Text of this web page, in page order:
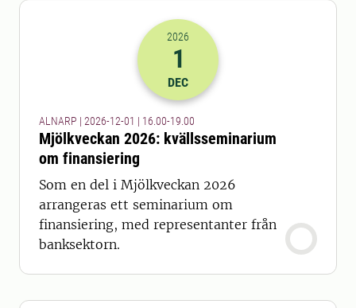
2026-01-12 15:00
2026
1
DEC
ALNARP | 2026-12-01 | 16.00-19.00
Mjölkveckan 2026: kvällsseminarium
om finansiering
Som en del i Mjölkveckan 2026
arrangeras ett seminarium om
finansiering, med representanter från
banksektorn.